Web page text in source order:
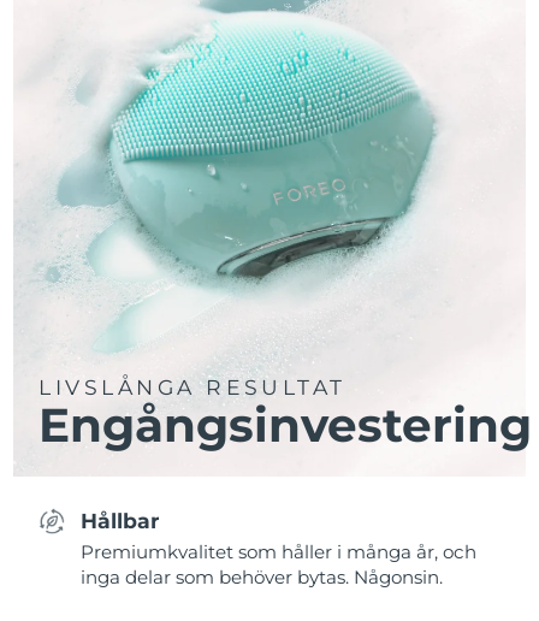
LIVSLÅNGA RESULTAT
Engångsinvestering
Hållbar
Premiumkvalitet som håller i många år, och
inga delar som behöver bytas. Någonsin.